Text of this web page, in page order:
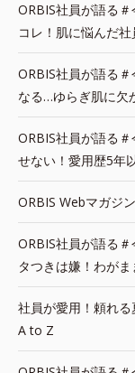
ORBIS社員が語る
コレ！肌に悩んだ
ORBIS社員が語る
なる…ゆらぎ肌に欠
ORBIS社員が語る
せない！愛用歴5年
ORBIS Webマガジ
ORBIS社員が語る
タつきは嫌！わが
社員が愛用！頼れ
A to Z